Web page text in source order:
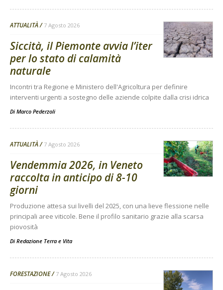
ATTUALITÀ 7 Agosto 2026
Siccità, il Piemonte avvia l’iter
per lo stato di calamità
naturale
Incontri tra Regione e Ministero dell'Agricoltura per definire
interventi urgenti a sostegno delle aziende colpite dalla crisi idrica
Di Marco Pederzoli
ATTUALITÀ 7 Agosto 2026
Vendemmia 2026, in Veneto
raccolta in anticipo di 8-10
giorni
Produzione attesa sui livelli del 2025, con una lieve flessione nelle
principali aree viticole. Bene il profilo sanitario grazie alla scarsa
piovosità
Di Redazione Terra e Vita
FORESTAZIONE 7 Agosto 2026